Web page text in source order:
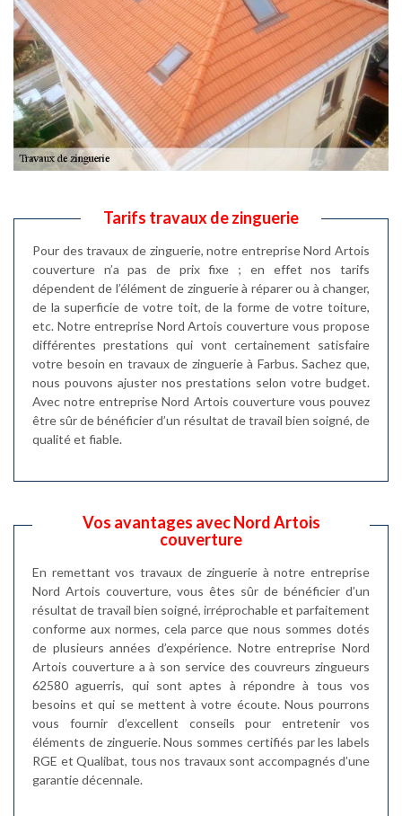
Tarifs travaux de zinguerie
Pour des travaux de zinguerie, notre entreprise Nord Artois
couverture n’a pas de prix fixe ; en effet nos tarifs
dépendent de l’élément de zinguerie à réparer ou à changer,
de la superficie de votre toit, de la forme de votre toiture,
etc. Notre entreprise Nord Artois couverture vous propose
différentes prestations qui vont certainement satisfaire
votre besoin en travaux de zinguerie à Farbus. Sachez que,
nous pouvons ajuster nos prestations selon votre budget.
Avec notre entreprise Nord Artois couverture vous pouvez
être sûr de bénéficier d’un résultat de travail bien soigné, de
qualité et fiable.
Vos avantages avec Nord Artois
couverture
En remettant vos travaux de zinguerie à notre entreprise
Nord Artois couverture, vous êtes sûr de bénéficier d’un
résultat de travail bien soigné, irréprochable et parfaitement
conforme aux normes, cela parce que nous sommes dotés
de plusieurs années d’expérience. Notre entreprise Nord
Artois couverture a à son service des couvreurs zingueurs
62580 aguerris, qui sont aptes à répondre à tous vos
besoins et qui se mettent à votre écoute. Nous pourrons
vous fournir d’excellent conseils pour entretenir vos
éléments de zinguerie. Nous sommes certifiés par les labels
RGE et Qualibat, tous nos travaux sont accompagnés d’une
garantie décennale.